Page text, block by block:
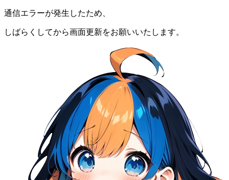
通信エラーが発生したため、
しばらくしてから画面更新をお願いいたします。